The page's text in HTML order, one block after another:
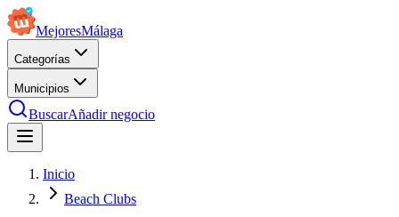
MejoresMálaga
Categorías
Municipios
BuscarAñadir negocio
Inicio
Beach Clubs